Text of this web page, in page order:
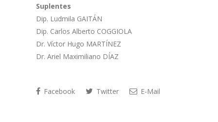
Suplentes
Dip. Ludmila GAITÁN
Dip. Carlos Alberto COGGIOLA
Dr. Víctor Hugo MARTÍNEZ
Dr. Ariel Maximiliano DÍAZ
Facebook Twitter E-Mail